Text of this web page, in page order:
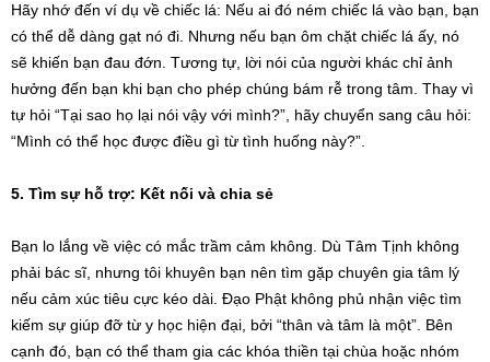
Hãy nhớ đến ví dụ về chiếc lá: Nếu ai đó ném chiếc lá vào bạn, bạn
có thể dễ dàng gạt nó đi. Nhưng nếu bạn ôm chặt chiếc lá ấy, nó
sẽ khiến bạn đau đớn. Tương tự, lời nói của người khác chỉ ảnh
hưởng đến bạn khi bạn cho phép chúng bám rễ trong tâm. Thay vì
tự hỏi “Tại sao họ lại nói vậy với mình?”, hãy chuyển sang câu hỏi:
“Mình có thể học được điều gì từ tình huống này?”.
5. Tìm sự hỗ trợ: Kết nối và chia sẻ
Bạn lo lắng về việc có mắc trầm cảm không. Dù Tâm Tịnh không
phải bác sĩ, nhưng tôi khuyên bạn nên tìm gặp chuyên gia tâm lý
nếu cảm xúc tiêu cực kéo dài. Đạo Phật không phủ nhận việc tìm
kiếm sự giúp đỡ từ y học hiện đại, bởi “thân và tâm là một”. Bên
cạnh đó, bạn có thể tham gia các khóa thiền tại chùa hoặc nhóm